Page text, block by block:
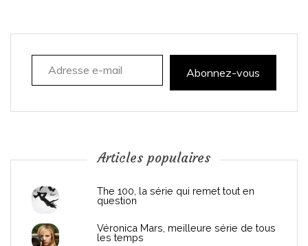
Adresse e-mail
Abonnez-vous
Articles populaires
The 100, la série qui remet tout en
question
Véronica Mars, meilleure série de tous
les temps